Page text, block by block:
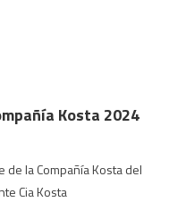
Kosta 2024
de la Compañía Kosta del
Cia Kosta